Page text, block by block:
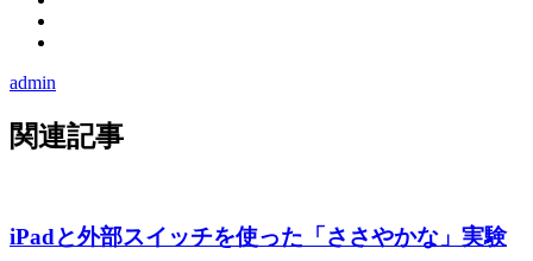
admin
関連記事
iPadと外部スイッチを使った「ささやかな」実験